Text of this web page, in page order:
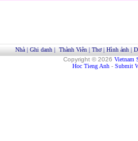
Nhà| Ghi danh| Thành Viên| Thơ| Hình ảnh|
Copyright © 2026 Vietnam
Hoc Tieng Anh - Submit